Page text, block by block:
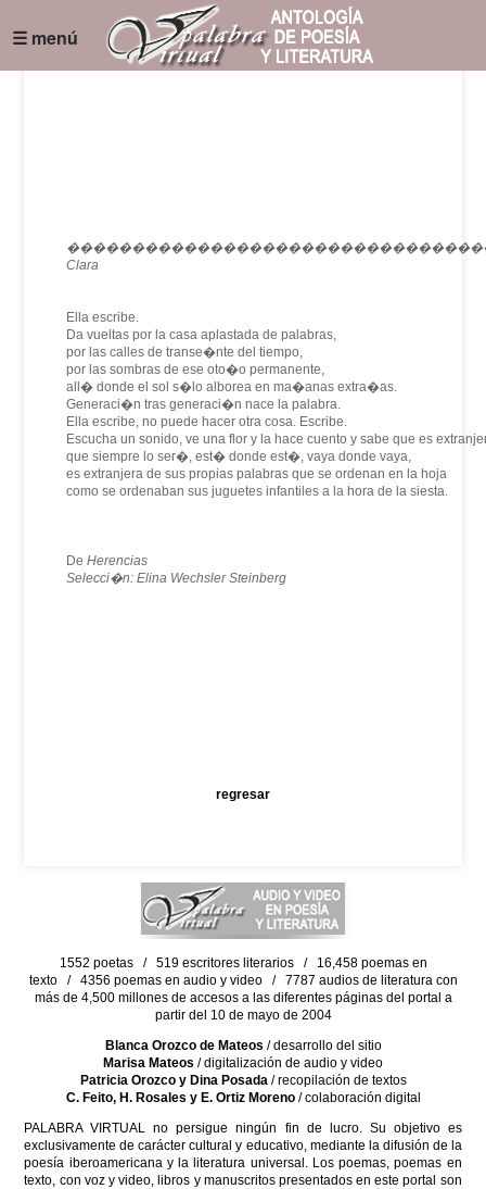
☰ menú
Clara
Ella escribe.
Da vueltas por la casa aplastada de palabras,
por las calles de transe�nte del tiempo,
por las sombras de ese oto�o permanente,
all� donde el sol s�lo alborea en ma�anas extra�as.
Generaci�n tras generaci�n nace la palabra.
Ella escribe, no puede hacer otra cosa. Escribe.
Escucha un sonido, ve una flor y la hace cuento y sabe que es
que siempre lo ser�, est� donde est�, vaya donde vaya,
es extranjera de sus propias palabras que se ordenan en la hoja
como se ordenaban sus juguetes infantiles a la hora de la siesta.
DeHerencias
Selecci�n: Elina Wechsler Steinberg
regresar
1552 poetas / 519 escritores literarios / 16,458 poemas en
texto / 4356 poemas en audio y video / 7787 audios de literatura con
más de 4,500 millones de accesos a las diferentes páginas del portal a
partir del 10 de mayo de 2004
Blanca Orozco de Mateos / desarrollo del sitio
Marisa Mateos / digitalización de audio y video
Patricia Orozco y Dina Posada/ recopilación de textos
C. Feito, H. Rosales y E. Ortiz Moreno/ colaboración digital
PALABRA VIRTUAL no persigue ningún fin de lucro. Su objetivo es
exclusivamente de carácter cultural y educativo, mediante la difusión de la
poesía iberoamericana y la literatura universal. Los poemas, poemas en
texto, con voz y video, libros y manuscritos presentados en este portal son